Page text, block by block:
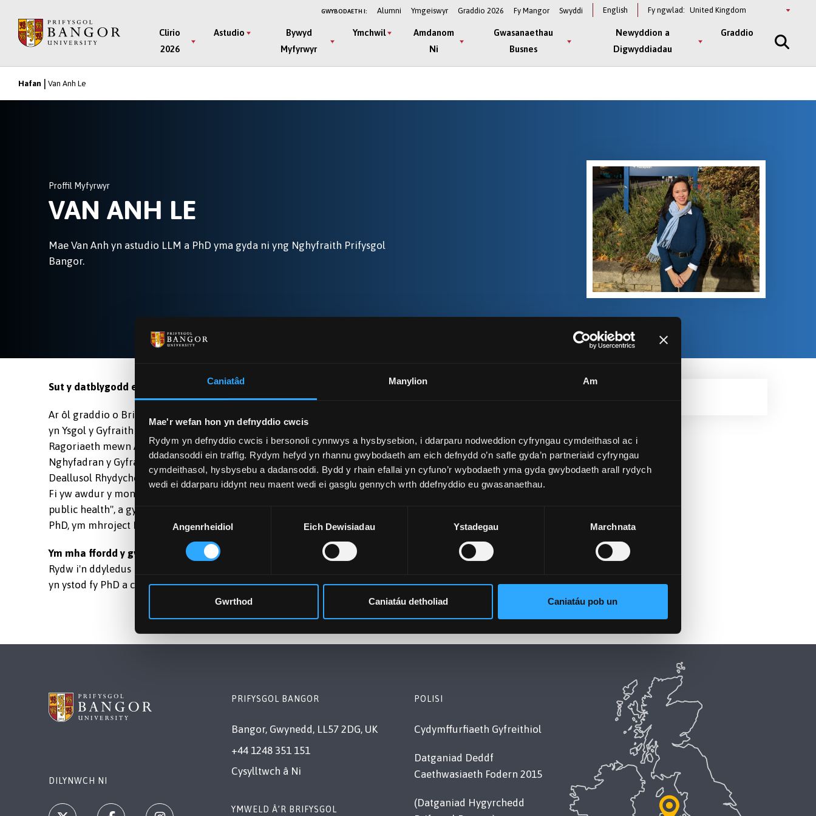
Caniatâd Manylion Am
Mae'r wefan hon yn defnyddio cwcis
Rydym yn defnyddio cwcis i bersonoli cynnwys a hysbysebion, i ddarparu nodweddion cyfryngau cymdeithasol ac i
ddadansoddi ein traffig. Rydym hefyd yn rhannu gwybodaeth am eich defnydd o’n safle gyda’n partneriaid cyfryngau
cymdeithasol, hysbysebu a dadansoddi. Bydd y rhain efallai yn cyfuno’r wybodaeth yma gyda gwybodaeth arall rydych
wedi ei ddarparu iddynt neu maent wedi ei gasglu gennych wrth ddefnyddio eu gwasanaethau.
Dewis
Caniatâd
Angenrheidiol Eich Dewisiadau Ystadegau Marchnata
Gwrthod Caniatáu detholiad Caniatáu pob un
GWYBODAETH I: Alumni Ymgeiswyr Graddio 2026 Fy Mangor Swyddi English Fy ngwlad: Select
Main
Menu
Clirio
2026
Astudio
Bywyd
Myfyrwyr
Ymchwil
Amdanom
Ni
Gwasanaethau
Busnes
Newyddion a
Digwyddiadau
Graddio
Breadcrumb
Hafan Van Anh Le
Proffil Myfyrwyr
VAN ANH LE
Mae Van Anh yn astudio LLM a PhD yma gyda ni yng Nghyfraith Prifysgol
Bangor.
Sut y datblygodd eich gyrfa ar ôl i chi raddio o Brifysgol Bangor, a beth yw eich swydd ar hyn o bryd?
Ar ôl graddio o Brifysgol Bangor, bûm yn gweithio fel Cymrawd Addysgu yn y maes Cyfraith Eiddo Deallusol
yn Ysgol y Gyfraith Durham ac Ysgol y Gyfraith Warwick. Cefais fy enwebu am un o Wobrau Warwick am
Ragoriaeth mewn Addysgu. Ar hyn o bryd rwy'n Ddarlithydd Adrannol mewn Cyfraith Eiddo Deallusol yng
Nghyfadran y Gyfraith, Rhydychen. Rwy'n Aelod Cyswllt o St Peter's ac yn aelod o Ganolfan Ymchwil Eiddo
Deallusol Rhydychen. Fi hefyd yw arholwr allanol Prifysgol Robert Gordon.
Fi yw awdur y monograff "Compulsory patent licensing and access to medicines: A silver bullet approach to
public health", a gyhoeddwyd gan Palgrave ym mis Tachwedd 2021. Dyfynnwyd y llyfr hwn, sy’n addasiad o'm
PhD, ym mhroject KCE Gwlad Belg "Compulsory licensing for expensive medicines" ym mis Ebrill 2022.
Ym mha ffordd y gwnaeth astudio’r Gyfraith ym Mhrifysgol Bangor wella eich cyflogadwyedd?
Rydw i'n ddyledus iawn i'm cyn-oruchwyliwr PhD, a wnaeth fy annog i wneud cais am ysgoloriaeth ymchwil
yn ystod fy PhD a cefnogi’n llwyr wrth i mi chwilio am waith.
DILYNWCH NI
PRIFYSGOL BANGOR
Bangor, Gwynedd, LL57 2DG, UK
+44 1248 351 151
Cysylltwch â Ni
YMWELD Â’R BRIFYSGOL
POLISI
Cydymffurfiaeth Gyfreithiol
Datganiad Deddf
Caethwasiaeth Fodern 2015
(Datganiad Hygyrchedd